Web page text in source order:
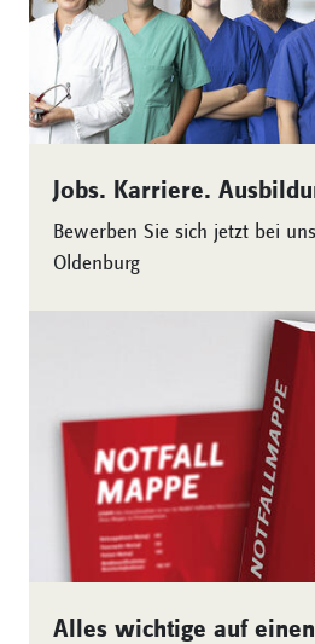
Jobs. Karriere.
Bewerben Sie sich jetzt bei
Oldenburg
Alles wichtige auf